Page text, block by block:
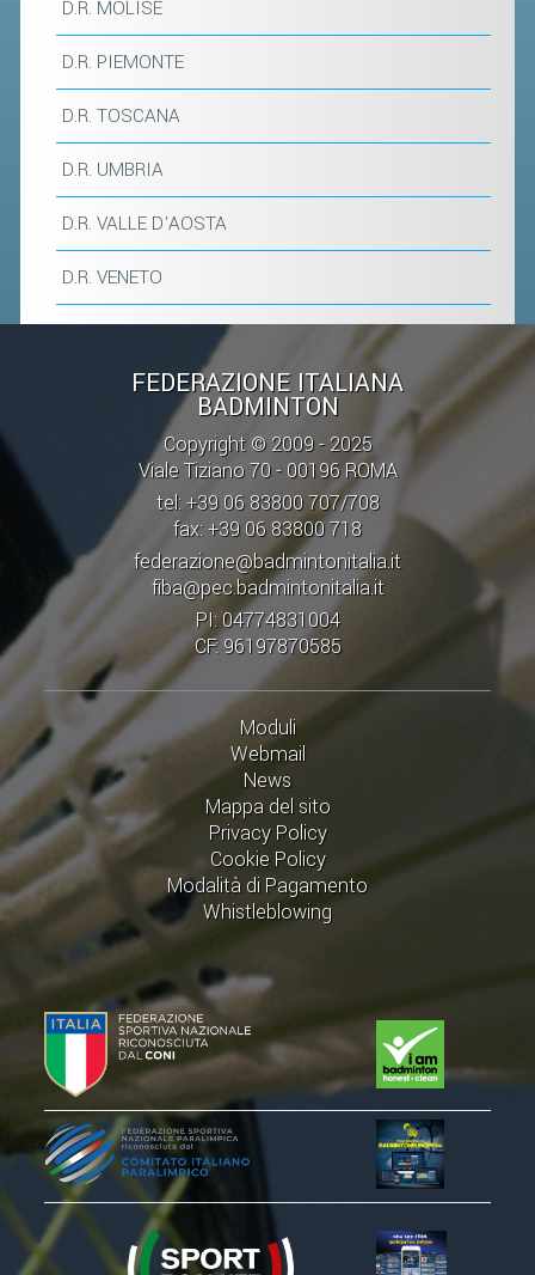
D.R. MOLISE
D.R. PIEMONTE
D.R. TOSCANA
D.R. UMBRIA
D.R. VALLE D'AOSTA
D.R. VENETO
FEDERAZIONE ITALIANA
BADMINTON
Copyright © 2009 - 2025
Viale Tiziano 70 - 00196 ROMA
tel: +39 06 83800 707/708
fax: +39 06 83800 718
federazione@badmintonitalia.it
fiba@pec.badmintonitalia.it
PI: 04774831004
CF: 96197870585
Moduli
Webmail
News
Mappa del sito
Privacy Policy
Cookie Policy
Modalità di Pagamento
Whistleblowing
TESSERAMENTO
AFFILIAZIONE E TESSERAMENTO
QUOTE E TASSE
ACCEDI AL TESSERAMENTO ON
LINE
MODULI
AFFILIARE UN ESD
GARE ED EVENTI
CALENDARIO
COMUNICATI
ALBO D'ORO CAMPIONATI ITALIANI
CAMPIONATI A SQUADRE
EVENTI INTERNAZIONALI
CLASSIFICHE NAZIONALI
CLASSIFICHE 2013-2020
MODULI
MANIFESTAZIONI SPORTIVE
UFFICIALI DI GARA
RICHIESTA TORNEI
PARA BADMINTON
L'ATTIVITÀ
TESSERAMENTO
REGOLAMENTI
GARE
STAFF TECNICO